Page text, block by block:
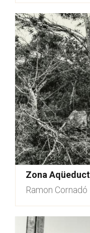
Zona
Ramon Cornadó